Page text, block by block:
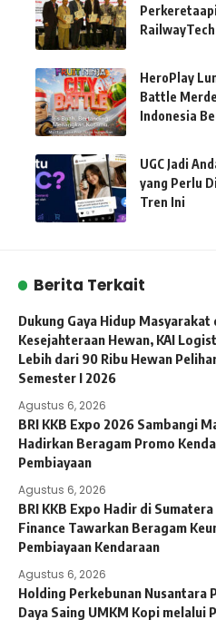
HeroPlay
Battle
Indonesia
UGC Jadi
yang Perlu
Tren Ini
Berita Terkait
Dukung Gaya Hidup Masyarakat
Kesejahteraan Hewan, KAI
Lebih dari 90 Ribu Hewan
Semester I 2026
Agustus 6, 2026
BRI KKB Expo 2026 Sambangi
Hadirkan Beragam Promo
Pembiayaan
Agustus 6, 2026
BRI KKB Expo Hadir di
Finance Tawarkan Beragam
Pembiayaan Kendaraan
Agustus 6, 2026
Holding Perkebunan Nusantara
Daya Saing UMKM Kopi melalui